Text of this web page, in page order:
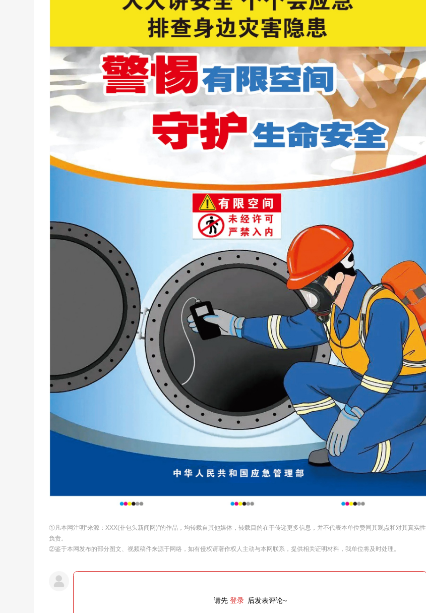
①凡本网注明“来源：XXX(非包头新闻网)”的作品，均转载自其他媒体，转载目的在于传递更多信息，并不代表本单位赞同其观点和对其真实性
负责。
②鉴于本网发布的部分图文、视频稿件来源于网络，如有侵权请著作权人主动与本网联系，提供相关证明材料，我单位将及时处理。
请先 登录 后发表评论~